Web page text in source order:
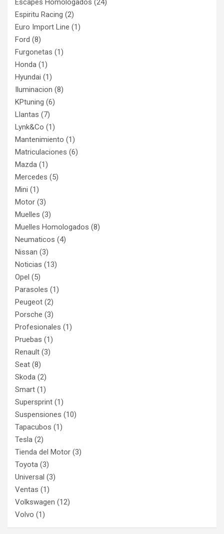
Escapes Homologados (24)
Espiritu Racing (2)
Euro Import Line (1)
Ford (8)
Furgonetas (1)
Honda (1)
Hyundai (1)
Iluminacion (8)
KPtuning (6)
Llantas (7)
Lynk&Co (1)
Mantenimiento (1)
Matriculaciones (6)
Mazda (1)
Mercedes (5)
Mini (1)
Motor (3)
Muelles (3)
Muelles Homologados (8)
Neumaticos (4)
Nissan (3)
Noticias (13)
Opel (5)
Parasoles (1)
Peugeot (2)
Porsche (3)
Profesionales (1)
Pruebas (1)
Renault (3)
Seat (8)
Skoda (2)
Smart (1)
Supersprint (1)
Suspensiones (10)
Tapacubos (1)
Tesla (2)
Tienda del Motor (3)
Toyota (3)
Universal (3)
Ventas (1)
Volkswagen (12)
Volvo (1)